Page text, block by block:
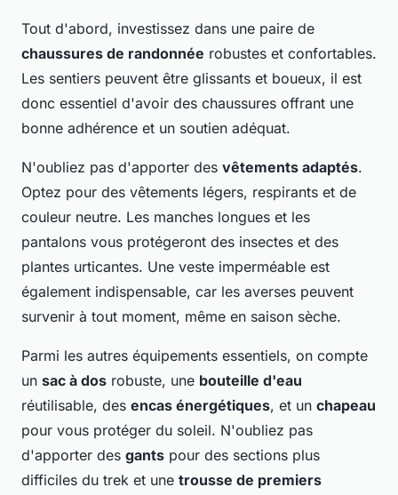
Tout d'abord, investissez dans une paire de
chaussures de randonnée robustes et confortables.
Les sentiers peuvent être glissants et boueux, il est
donc essentiel d'avoir des chaussures offrant une
bonne adhérence et un soutien adéquat.
N'oubliez pas d'apporter des vêtements adaptés.
Optez pour des vêtements légers, respirants et de
couleur neutre. Les manches longues et les
pantalons vous protégeront des insectes et des
plantes urticantes. Une veste imperméable est
également indispensable, car les averses peuvent
survenir à tout moment, même en saison sèche.
Parmi les autres équipements essentiels, on compte
un sac à dos robuste, une bouteille d'eau
réutilisable, des encas énergétiques, et un chapeau
pour vous protéger du soleil. N'oubliez pas
d'apporter des gants pour des sections plus
difficiles du trek et une trousse de premiers